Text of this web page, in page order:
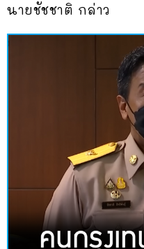
นายชัชชาติ กล่าว